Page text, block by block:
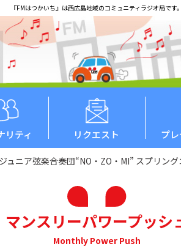
『FMはつかいち』は西広島地域のコミュニティラジオ局です。
リティ リクエスト プ
ュニア弦楽合奏団“NO・ZO・MI” スプリン
マンスリーパワープッシ
Monthly Power Push